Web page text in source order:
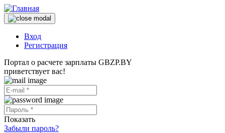
Вход
Регистрация
Портал о расчете зарплаты GBZP.BY
приветствует вас!
Показать
Забыли пароль?